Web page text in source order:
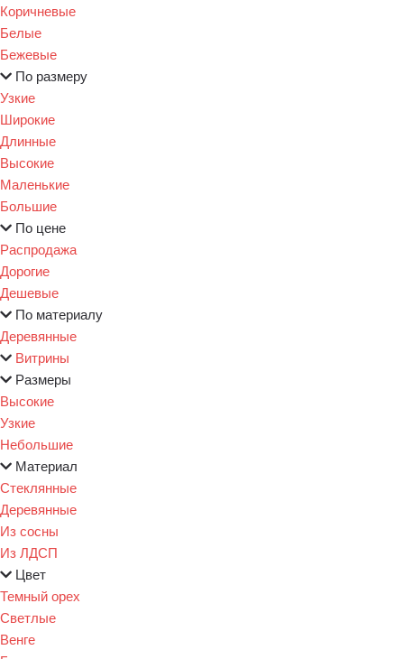
Коричневые
Белые
Бежевые
По размеру
Узкие
Широкие
Длинные
Высокие
Маленькие
Большие
По цене
Распродажа
Дорогие
Дешевые
По материалу
Деревянные
Витрины
Размеры
Высокие
Узкие
Небольшие
Материал
Стеклянные
Деревянные
Из сосны
Из ЛДСП
Цвет
Темный орех
Светлые
Венге